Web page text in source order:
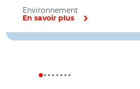
Environnement
En savoir plus